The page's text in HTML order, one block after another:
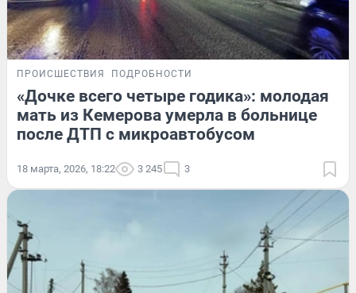
ПРОИСШЕСТВИЯ ПОДРОБНОСТИ
«Дочке всего четыре годика»: молодая
мать из Кемерова умерла в больнице
после ДТП с микроавтобусом
18 марта, 2026, 18:22 3 245 3